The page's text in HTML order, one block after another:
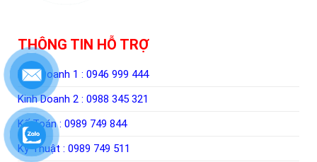
THÔNG TIN HỖ TRỢ
Kinh Doanh 1 : 0946 999 444
Kinh Doanh 2 : 0988 345 321
Kế Toán : 0989 749 844
Kỹ Thuật : 0989 749 511